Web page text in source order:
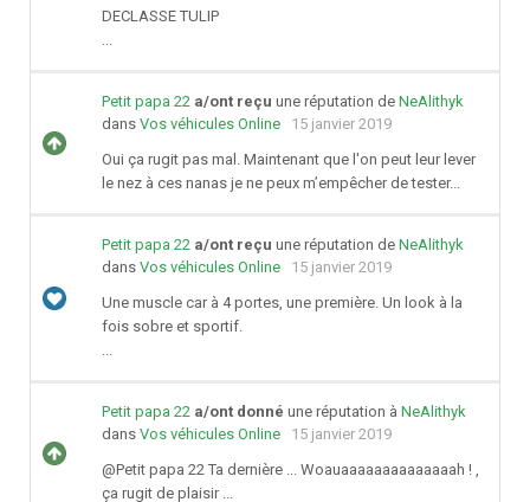
DECLASSE TULIP
...
Petit papa 22 a/ont reçu une réputation de NeAlithyk
dans Vos véhicules Online
15 janvier 2019
Oui ça rugit pas mal. Maintenant que l'on peut leur lever
le nez à ces nanas je ne peux m’empêcher de tester...
Petit papa 22 a/ont reçu une réputation de NeAlithyk
dans Vos véhicules Online
15 janvier 2019
Une muscle car à 4 portes, une première. Un look à la
fois sobre et sportif.
...
Petit papa 22 a/ont donné une réputation à NeAlithyk
dans Vos véhicules Online
15 janvier 2019
@Petit papa 22 Ta dernière ... Woauaaaaaaaaaaaaaah ! ,
ça rugit de plaisir ...